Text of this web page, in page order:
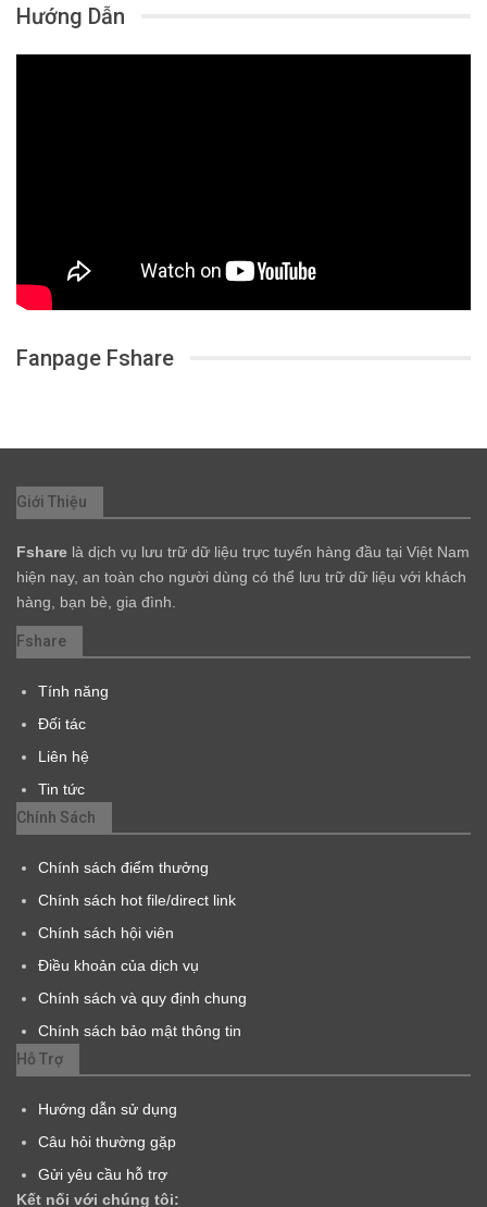
Hướng Dẫn
Fanpage Fshare
Giới Thiệu
Fshare là dịch vụ lưu trữ dữ liệu trực tuyến hàng đầu tại Việt Nam
hiện nay, an toàn cho người dùng có thể lưu trữ dữ liệu với khách
hàng, bạn bè, gia đình.
Fshare
Tính năng
Đối tác
Liên hệ
Tin tức
Chính Sách
Chính sách điểm thưởng
Chính sách hot file/direct link
Chính sách hội viên
Điều khoản của dịch vụ
Chính sách và quy định chung
Chính sách bảo mật thông tin
Hỗ Trợ
Hướng dẫn sử dụng
Câu hỏi thường gặp
Gửi yêu cầu hỗ trợ
Kết nối với chúng tôi: